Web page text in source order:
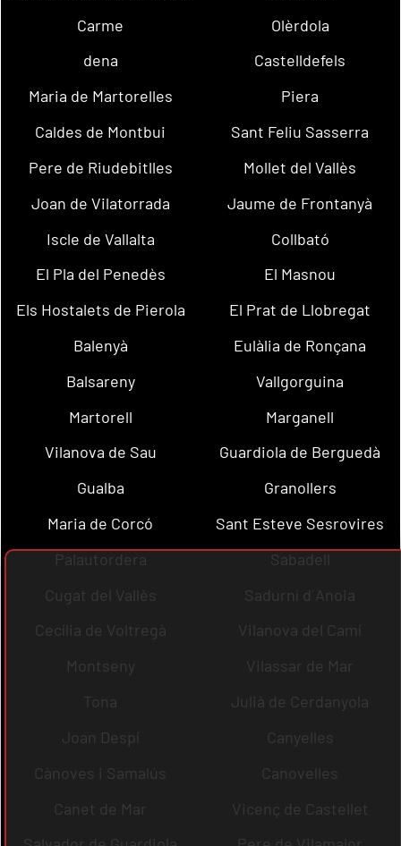
Carme
Olèrdola
dena
Castelldefels
Maria de Martorelles
Piera
Caldes de Montbui
Sant Feliu Sasserra
Pere de Riudebitlles
Mollet del Vallès
Joan de Vilatorrada
Jaume de Frontanyà
Iscle de Vallalta
Collbató
El Pla del Penedès
El Masnou
Els Hostalets de Pierola
El Prat de Llobregat
Balenyà
Eulàlia de Ronçana
Balsareny
Vallgorguina
Martorell
Marganell
Vilanova de Sau
Guardiola de Berguedà
Gualba
Granollers
Maria de Corcó
Sant Esteve Sesrovires
Palautordera
Sabadell
Cugat del Vallès
Sadurní d´Anoia
Cecília de Voltregà
Vilanova del Camí
Montseny
Vilassar de Mar
Tona
Julià de Cerdanyola
Joan Despí
Canyelles
Cànoves i Samalús
Canovelles
Canet de Mar
Vicenç de Castellet